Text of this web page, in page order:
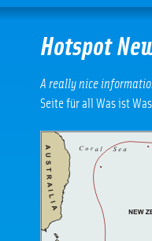
Hotspot
A really nice
Seite für all Was ist